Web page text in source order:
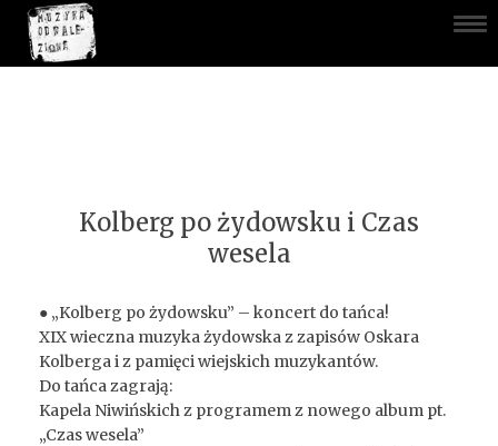
Kolberg po żydowsku i Czas
wesela
● „Kolberg po żydowsku” – koncert do tańca!
XIX wieczna muzyka żydowska z zapisów Oskara
Kolberga i z pamięci wiejskich muzykantów.
Do tańca zagrają:
Kapela Niwińskich z programem z nowego album pt.
„Czas wesela”